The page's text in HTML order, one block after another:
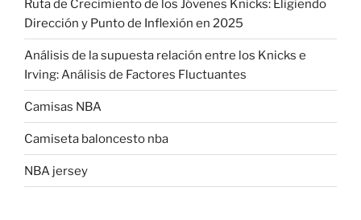
Ruta de Crecimiento de los Jóvenes Knicks: Eligiendo
Dirección y Punto de Inflexión en 2025
Análisis de la supuesta relación entre los Knicks e
Irving: Análisis de Factores Fluctuantes
Camisas NBA
Camiseta baloncesto nba
NBA jersey